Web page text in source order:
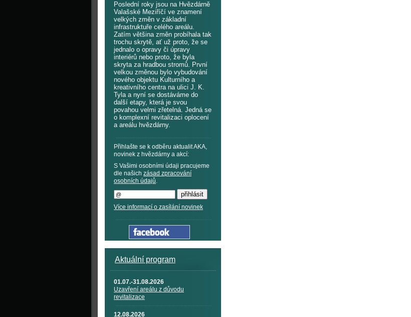
Poslední roky jsou na Hvězdárně
Valašské Meziříčí ve znamení
velkých změn v základní
infrastruktuře celého areálu.
Zatím většina změn probíhala tak
trochu skrytě, ať už proto, že se
jednalo o opravy či úpravy
interiérů nebo proto, že byla
skryta za hradbou stromů. První
velkou změnou bylo vybudování
nového objektu Kulturního a
kreativního centra na ulici J. K.
Tyla a nyní se dostáváme do
další etapy, která je svou
povahou velmi zřetelná. Jedná se
o komplexní revitalizaci oplocení
a areálu hvězdárny.
Přihlašte se k odběru aktualit AKA,
novinek z hvězdárny a akcí:
S Vašimi osobními údaji pracujeme
dle našich zásad zpracování
osobních údajů.
Více informací o zasílání novinek
Aktuální program
01.07.-31.08.2026
Uzavření areálu z důvodu
revitalizace
12.08.2026